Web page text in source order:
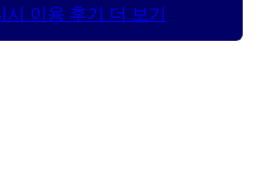
시 이용 후기 더 보기